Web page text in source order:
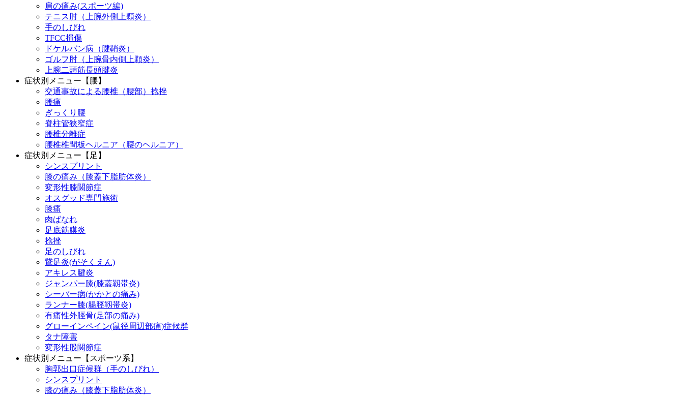
肩の痛み(スポーツ編)
テニス肘（上腕外側上顆炎）
手のしびれ
TFCC損傷
ドケルバン病（腱鞘炎）
ゴルフ肘（上腕骨内側上顆炎）
上腕二頭筋長頭腱炎
症状別メニュー【腰】
交通事故による腰椎（腰部）捻挫
腰痛
ぎっくり腰
脊柱管狭窄症
腰椎分離症
腰椎椎間板ヘルニア（腰のヘルニア）
症状別メニュー【足】
シンスプリント
膝の痛み（膝蓋下脂肪体炎）
変形性膝関節症
オスグッド専門施術
膝痛
肉ばなれ
足底筋膜炎
捻挫
足のしびれ
鵞足炎(がそくえん)
アキレス腱炎
ジャンパー膝(膝蓋靱帯炎)
シーバー病(かかとの痛み)
ランナー膝(腸脛靱帯炎)
有痛性外脛骨(足部の痛み)
グローインペイン(鼠径周辺部痛)症候群
タナ障害
変形性股関節症
症状別メニュー【スポーツ系】
胸郭出口症候群（手のしびれ）
シンスプリント
膝の痛み（膝蓋下脂肪体炎）